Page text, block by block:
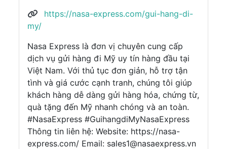
https://nasa-express.com/gui-hang-di-
my/
Nasa Express là đơn vị chuyên cung cấp
dịch vụ gửi hàng đi Mỹ uy tín hàng đầu tại
Việt Nam. Với thủ tục đơn giản, hỗ trợ tận
tình và giá cước cạnh tranh, chúng tôi giúp
khách hàng dễ dàng gửi hàng hóa, chứng từ,
quà tặng đến Mỹ nhanh chóng và an toàn.
#NasaExpress #GuihangdiMyNasaExpress
Thông tin liên hệ: Website: https://nasa-
express.com/ Email: sales1@nasaexpress.vn